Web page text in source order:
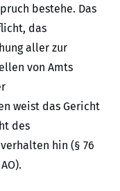
bestehe. Das
das
aller zur
von Amts
weist das Gericht
des
hin (§ 76